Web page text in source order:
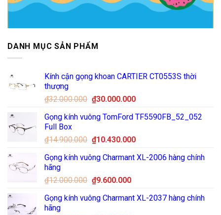
DANH MỤC SẢN PHẨM
Kính cận gọng khoan CARTIER CT0553S thời
thượng
₫32.000.000 Giá
là:
₫30.000.000Giá
tại
₫30.000.000.
Gọng kính vuông TomFord TF5590FB_52_052
Full Box
₫14.900.000 Giá
là:
₫10.430.000Giá
tại
Gọng kính vuông Charmant XL-2006 hàng chính
hãng
₫12.000.000 Giá
là:
₫9.600.000Giá
tại
Gọng kính vuông Charmant XL-2037 hàng chính
hãng